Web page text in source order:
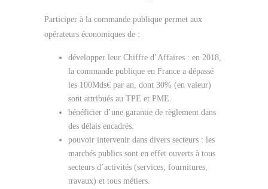
Participer à la commande publique permet aux
opérateurs économiques de :
développer leur Chiffre d’Affaires : en 2018,
la commande publique en France a dépassé
les 100Mds€ par an, dont 30% (en valeur)
sont attribués au TPE et PME.
bénéficier d’une garantie de règlement dans
des délais encadrés.
pouvoir intervenir dans divers secteurs : les
marchés publics sont en effet ouverts à tous
secteurs d’activités (services, fournitures,
travaux) et tous métiers.